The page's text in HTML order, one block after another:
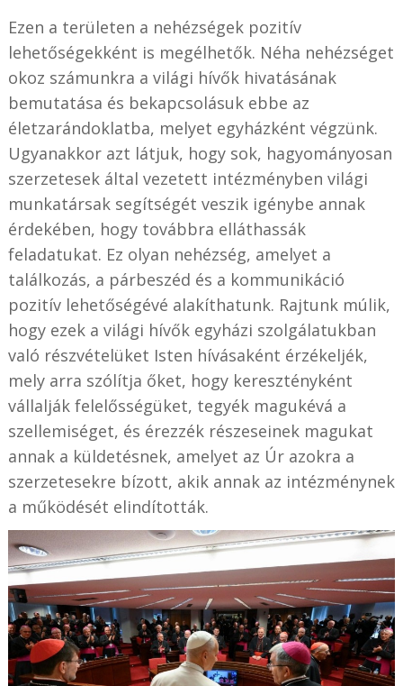
Ezen a területen a nehézségek pozitív
lehetőségekként is megélhetők. Néha nehézséget
okoz számunkra a világi hívők hivatásának
bemutatása és bekapcsolásuk ebbe az
életzarándoklatba, melyet egyházként végzünk.
Ugyanakkor azt látjuk, hogy sok, hagyományosan
szerzetesek által vezetett intézményben világi
munkatársak segítségét veszik igénybe annak
érdekében, hogy továbbra elláthassák
feladatukat. Ez olyan nehézség, amelyet a
találkozás, a párbeszéd és a kommunikáció
pozitív lehetőségévé alakíthatunk. Rajtunk múlik,
hogy ezek a világi hívők egyházi szolgálatukban
való részvételüket Isten hívásaként érzékeljék,
mely arra szólítja őket, hogy keresztényként
vállalják felelősségüket, tegyék magukévá a
szellemiséget, és érezzék részeseinek magukat
annak a küldetésnek, amelyet az Úr azokra a
szerzetesekre bízott, akik annak az intézménynek
a működését elindították.